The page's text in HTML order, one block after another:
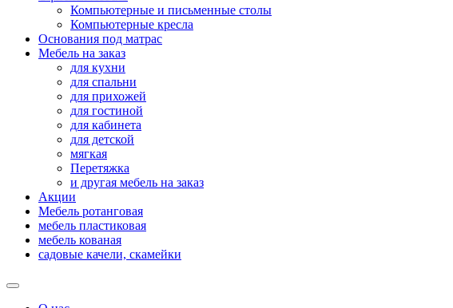
Компьютерные и письменные столы
Компьютерные кресла
Основания под матрас
Мебель на заказ
для кухни
для спальни
для прихожей
для гостиной
для кабинета
для детской
мягкая
Перетяжка
и другая мебель на заказ
Акции
Мебель ротанговая
мебель пластиковая
мебель кованая
садовые качели, скамейки